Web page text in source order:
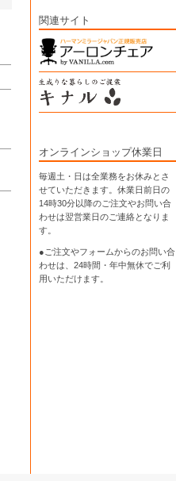
関連サイト
オンラインショップ休業日
毎週土・日は全業務をお休みとさ
せていただきます。休業日前日の
14時30分以降のご注文やお問い合
わせは翌営業日のご連絡となりま
す。
●ご注文やフォームからのお問い合
わせは、 24時間・年中無休でご利
用いただけます。